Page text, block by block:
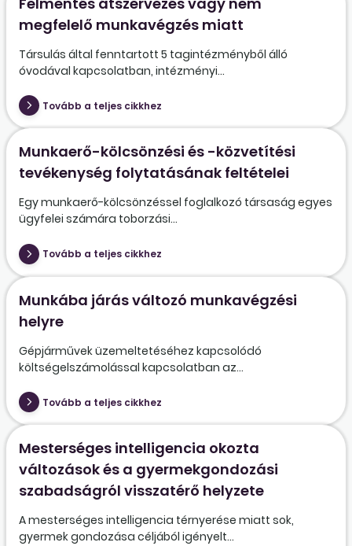
megfelelő munkavégzés miatt
Társulás által fenntartott 5 tagintézményből álló
óvodával kapcsolatban, intézményi...
Tovább a teljes cikkhez
Munkaerő-kölcsönzési és -közvetítési
tevékenység folytatásának feltételei
Egy munkaerő-kölcsönzéssel foglalkozó társaság egyes
ügyfelei számára toborzási...
Tovább a teljes cikkhez
Munkába járás változó munkavégzési
helyre
Gépjárművek üzemeltetéséhez kapcsolódó
költségelszámolással kapcsolatban az...
Tovább a teljes cikkhez
Mesterséges intelligencia okozta
változások és a gyermekgondozási
szabadságról visszatérő helyzete
A mesterséges intelligencia térnyerése miatt sok,
gyermek gondozása céljából igényelt...